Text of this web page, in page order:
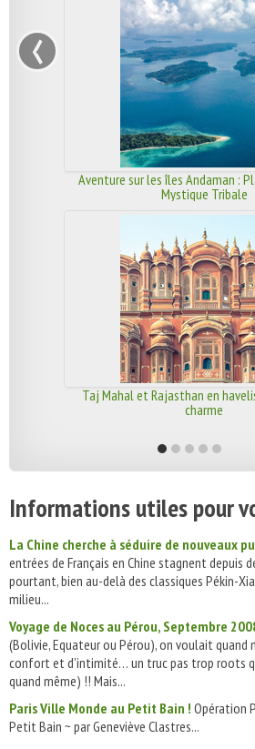
Aventure sur les îles Andaman :
Mystique Tribale
Taj Mahal et Rajasthan en
charme
‹
Informations utiles pour
La Chine cherche à séduire de nouveaux
entrées de Français en Chine stagnent depuis
pourtant, bien au-delà des classiques Pékin-
milieu...
Voyage de Noces au Pérou, Septembre
(Bolivie, Equateur ou Pérou), on voulait quand
confort et d'intimité… un truc pas trop roots
quand même) !! Mais...
Paris Ville Monde au Petit Bain ! Opération
Petit Bain ~ par Geneviève Clastres...